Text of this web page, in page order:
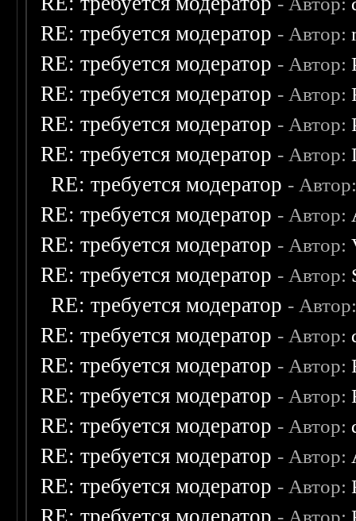
RE: требуется модератор - Автор:
RE: требуется модератор - Автор:
RE: требуется модератор - Автор:
RE: требуется модератор - Автор:
RE: требуется модератор - Автор:
RE: требуется модератор -
RE: требуется модератор - Автор:
RE: требуется модератор - Автор:
RE: требуется модератор - Автор:
RE: требуется модератор -
RE: требуется модератор - Автор:
RE: требуется модератор - Автор:
RE: требуется модератор - Автор:
RE: требуется модератор - Автор:
RE: требуется модератор - Автор:
RE: требуется модератор - Автор:
- Автор: